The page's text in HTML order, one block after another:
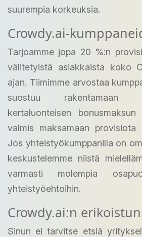
suurempia korkeuksia.
Crowdy.ai-
Tarjoamme jopa 20 %:n
välitetyistä asiakkaista koko
ajan. Tiimimme arvostaa
suostuu rakentamaan
kertaluonteisen
valmis maksamaan provisiota
Jos yhteistyökumppanilla on
keskustelemme niistä
varmasti molempia
yhteistyöehtoihin.
Crowdy.ai:n
Sinun ei tarvitse etsiä